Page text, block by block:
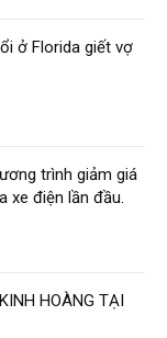
ở Florida giết vợ
trình giảm giá
xe điện lần đầu.
HOÀNG TẠI